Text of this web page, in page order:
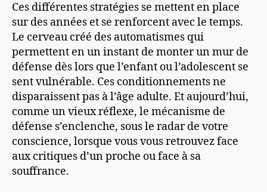
Ces différentes stratégies se mettent en place
sur des années et se renforcent avec le temps.
Le cerveau créé des automatismes qui
permettent en un instant de monter un mur de
défense dès lors que l’enfant ou l’adolescent se
sent vulnérable. Ces conditionnements ne
disparaissent pas à l’âge adulte. Et aujourd’hui,
comme un vieux réflexe, le mécanisme de
défense s’enclenche, sous le radar de votre
conscience, lorsque vous vous retrouvez face
aux critiques d’un proche ou face à sa
souffrance.